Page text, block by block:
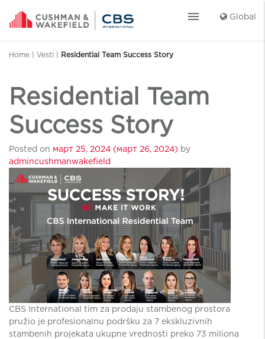
menu Global
Home Vesti Residential Team Success Story
Residential Team
Success Story
Posted on март 25, 2024 (март 26, 2024) by
admincushmanwakefield
CBS International tim za prodaju stambenog prostora
pružio je profesionalnu podršku za 7 ekskluzivnih
stambenih projekata ukupne vrednosti preko 73 miliona